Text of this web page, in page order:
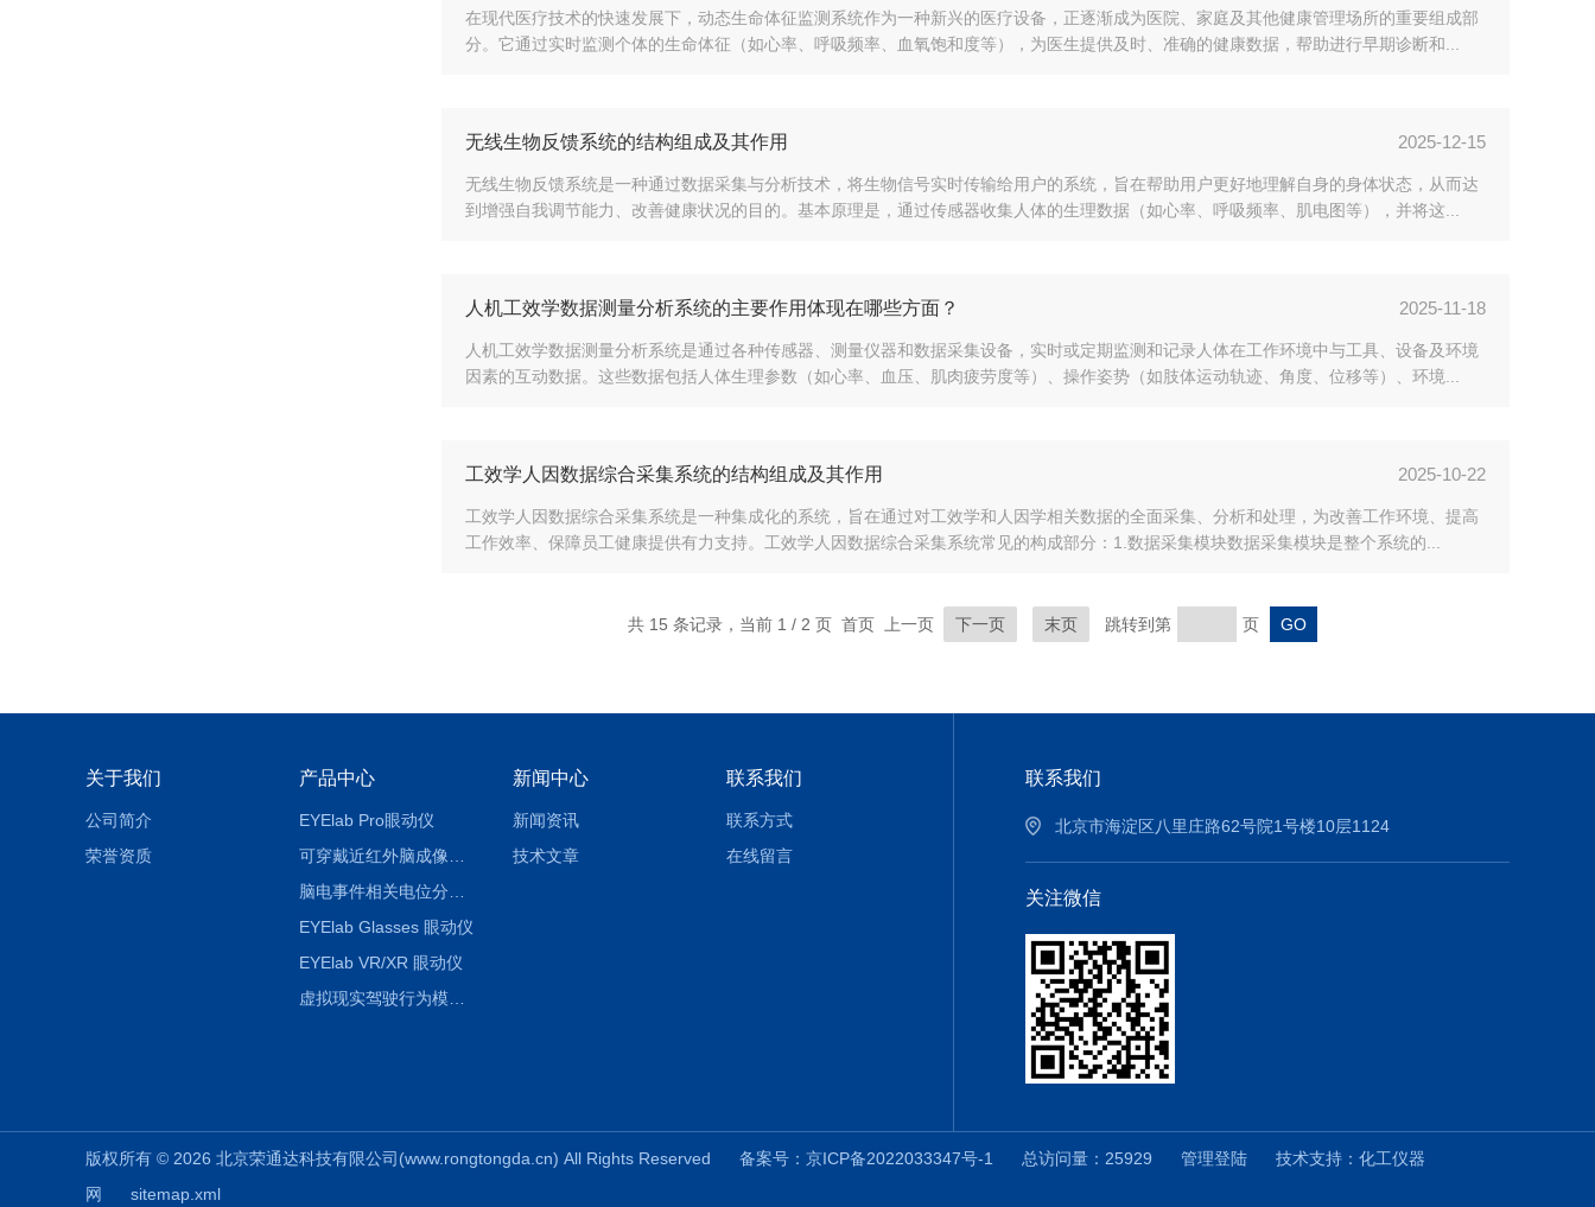
在现代医疗技术的快速发展下，动态生命体征监测系统作为一种新兴的医疗设备，正逐渐成为医院、家庭及其他健康管理场所的重要组成部
分。它通过实时监测个体的生命体征（如心率、呼吸频率、血氧饱和度等），为医生提供及时、准确的健康数据，帮助进行早期诊断和...
无线生物反馈系统的结构组成及其作用 2025-12-15
无线生物反馈系统是一种通过数据采集与分析技术，将生物信号实时传输给用户的系统，旨在帮助用户更好地理解自身的身体状态，从而达
到增强自我调节能力、改善健康状况的目的。基本原理是，通过传感器收集人体的生理数据（如心率、呼吸频率、肌电图等），并将这...
人机工效学数据测量分析系统的主要作用体现在哪些方面？ 2025-11-18
人机工效学数据测量分析系统是通过各种传感器、测量仪器和数据采集设备，实时或定期监测和记录人体在工作环境中与工具、设备及环境
因素的互动数据。这些数据包括人体生理参数（如心率、血压、肌肉疲劳度等）、操作姿势（如肢体运动轨迹、角度、位移等）、环境...
工效学人因数据综合采集系统的结构组成及其作用 2025-10-22
工效学人因数据综合采集系统是一种集成化的系统，旨在通过对工效学和人因学相关数据的全面采集、分析和处理，为改善工作环境、提高
工作效率、保障员工健康提供有力支持。工效学人因数据综合采集系统常见的构成部分：1.数据采集模块数据采集模块是整个系统的...
共 15 条记录，当前 1 / 2 页 首页 上一页 下一页 末页 跳转到第 页
关于我们
公司简介
荣誉资质
产品中心
EYElab Pro眼动仪
脑电事件相关电位分析系统（EEG/ERP）
EYElab Glasses 眼动仪
EYElab VR/XR 眼动仪
虚拟现实驾驶行为模拟仓
新闻中心
新闻资讯
技术文章
联系我们
联系方式
在线留言
联系我们
北京市海淀区八里庄路62号院1号楼10层1124
关注微信
版权所有 © 2026 北京荣通达科技有限公司(www.rongtongda.cn) All Rights Reserved 备案号：京ICP备2022033347号-1 总访问量：25929 管理登陆 技术支持： 化工仪器
网
sitemap.xml